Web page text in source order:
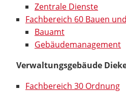
Zentrale Dienste
Fachbereich 60 Bauen
Bauamt
Gebäudemanagement
Verwaltungsgebäude
Fachbereich 30 Ordnung